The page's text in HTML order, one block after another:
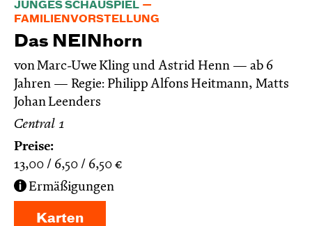
JUNGES SCHAUSPIEL
FAMILIENVORSTELLUNG
Das NEIN­horn
von Marc-Uwe Kling und Astrid Henn
ab 6
Jahren
Regie: Philipp Alfons Heitmann, Matts
Johan Leenders
Central 1
Preise:
13,00
6,50 6,50 €
Ermäßigungen
Karten